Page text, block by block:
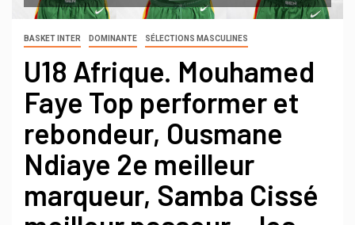
BASKET INTER DOMINANTE SÉLECTIONS MASCULINES
U18 Afrique. Mouhamed
Faye Top performer et
rebondeur, Ousmane
Ndiaye 2e meilleur
marqueur, Samba Cissé